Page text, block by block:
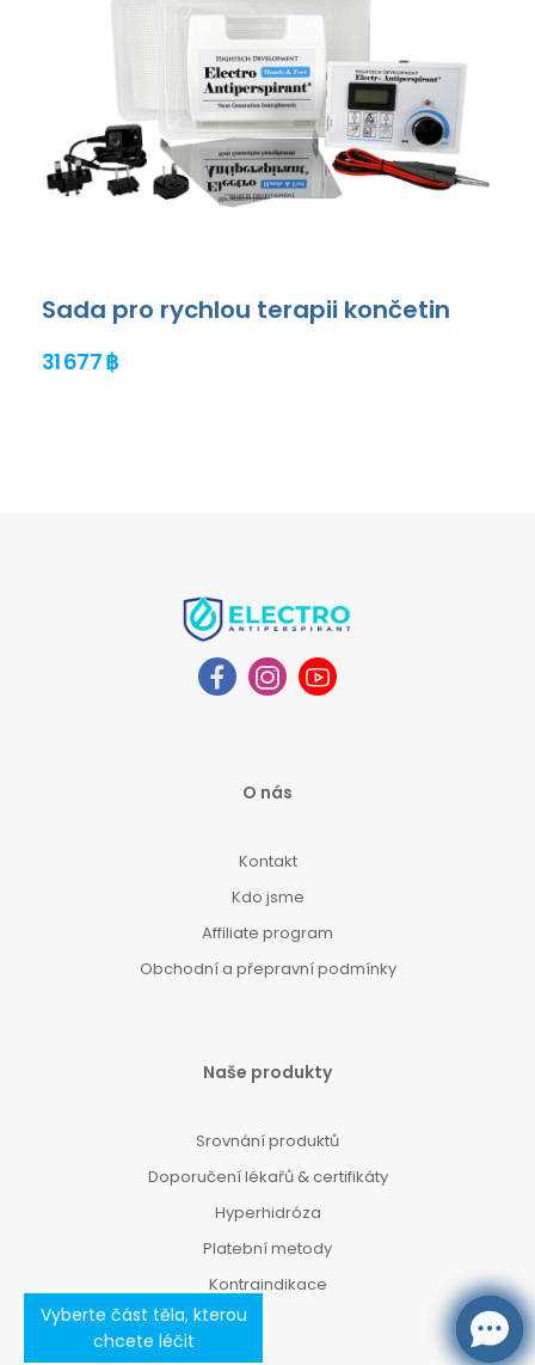
Vyberte část těla, kterou
chcete léčit
Sada pro rychlou terapii končetin
31 677 ฿
O nás
Kontakt
Kdo jsme
Affiliate program
Obchodní a přepravní podmínky
Naše produkty
Srovnání produktů
Doporučení lékařů & certifikáty
Hyperhidróza
Platební metody
Kontraindikace